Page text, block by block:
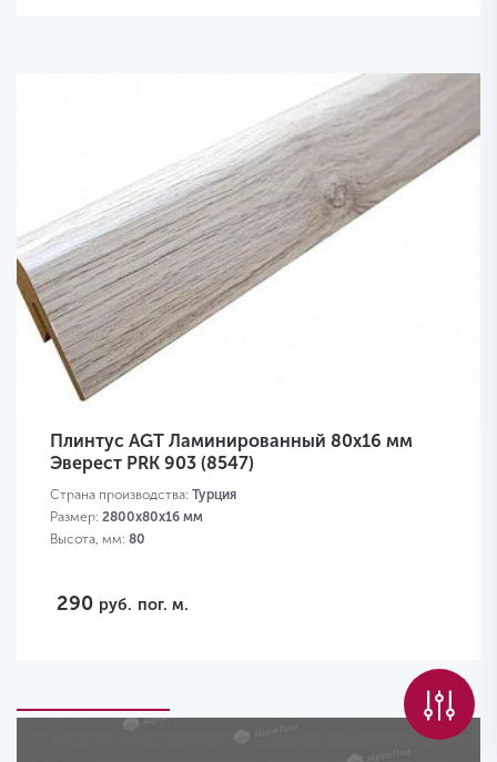
Плинтус AGT Ламинированный 80х16 мм
Эверест PRK 903 (8547)
Страна производства: Турция
Размер: 2800х80х16 мм
Высота, мм: 80
290 руб. пог. м.